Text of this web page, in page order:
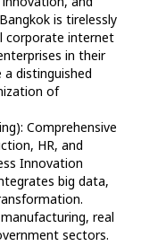
is tirelessly
corporate internet
in their
distinguished
of
Comprehensive
HR, and
Innovation
big data,
real
sectors.